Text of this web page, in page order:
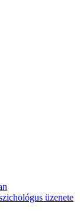
üzenete